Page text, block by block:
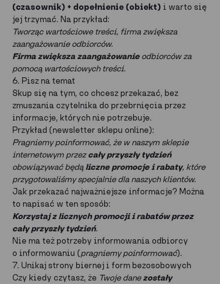
(czasownik) + dopełnienie (obiekt) i warto się
jej trzymać. Na przykład:
Tworząc wartościowe treści, firma zwiększa
zaangażowanie odbiorców.
Firma zwiększa zaangażowanieodbiorców za
pomocą wartościowych treści.
6. Pisz na temat
Skup się na tym, co chcesz przekazać, bez
zmuszania czytelnika do przebrnięcia przez
informacje, których nie potrzebuje.
Przykład (newsletter sklepu online):
Pragniemy poinformować, że w naszym sklepie
internetowym przez cały przyszły tydzień
obowiązywać będą liczne promocje i rabaty, które
przygotowaliśmy specjalnie dla naszych klientów.
Jak przekazać najważniejsze informacje? Można
to napisać w ten sposób:
Korzystaj z licznych promocji i rabatów przez
cały przyszły tydzień.
Nie ma też potrzeby informowania odbiorcy
o informowaniu (pragniemy poinformować).
7. Unikaj strony biernej i form bezosobowych
Czy kiedy czytasz, że Twoje dane zostały